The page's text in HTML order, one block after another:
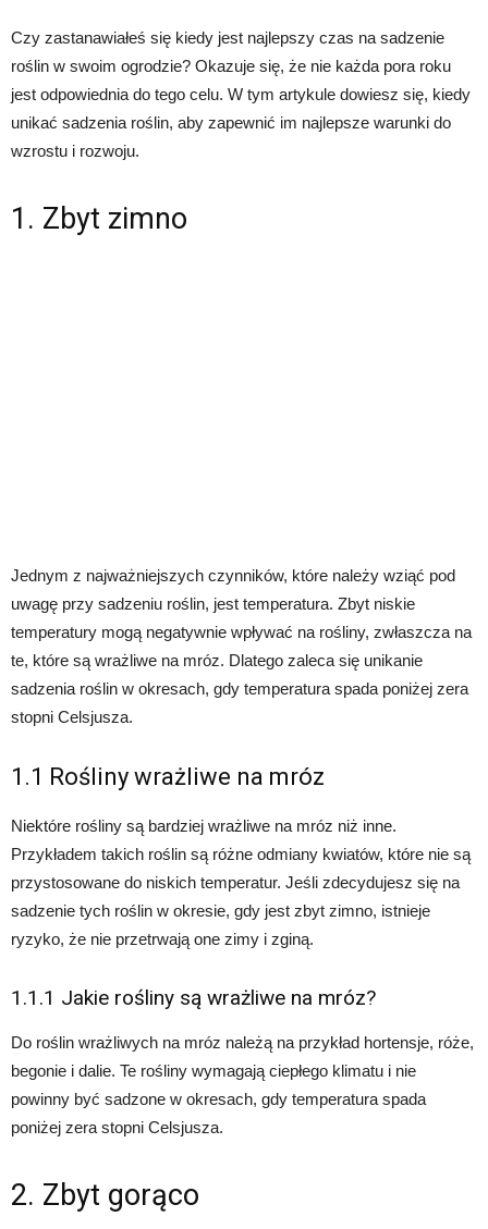
Czy zastanawiałeś się kiedy jest najlepszy czas na sadzenie
roślin w swoim ogrodzie? Okazuje się, że nie każda pora roku
jest odpowiednia do tego celu. W tym artykule dowiesz się, kiedy
unikać sadzenia roślin, aby zapewnić im najlepsze warunki do
wzrostu i rozwoju.
1. Zbyt zimno
Jednym z najważniejszych czynników, które należy wziąć pod
uwagę przy sadzeniu roślin, jest temperatura. Zbyt niskie
temperatury mogą negatywnie wpływać na rośliny, zwłaszcza na
te, które są wrażliwe na mróz. Dlatego zaleca się unikanie
sadzenia roślin w okresach, gdy temperatura spada poniżej zera
stopni Celsjusza.
1.1 Rośliny wrażliwe na mróz
Niektóre rośliny są bardziej wrażliwe na mróz niż inne.
Przykładem takich roślin są różne odmiany kwiatów, które nie są
przystosowane do niskich temperatur. Jeśli zdecydujesz się na
sadzenie tych roślin w okresie, gdy jest zbyt zimno, istnieje
ryzyko, że nie przetrwają one zimy i zginą.
1.1.1 Jakie rośliny są wrażliwe na mróz?
Do roślin wrażliwych na mróz należą na przykład hortensje, róże,
begonie i dalie. Te rośliny wymagają ciepłego klimatu i nie
powinny być sadzone w okresach, gdy temperatura spada
poniżej zera stopni Celsjusza.
2. Zbyt gorąco